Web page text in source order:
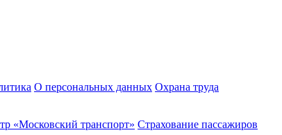
О персональных данных Охрана труда
«Московский транспорт» Страхование пассажиров